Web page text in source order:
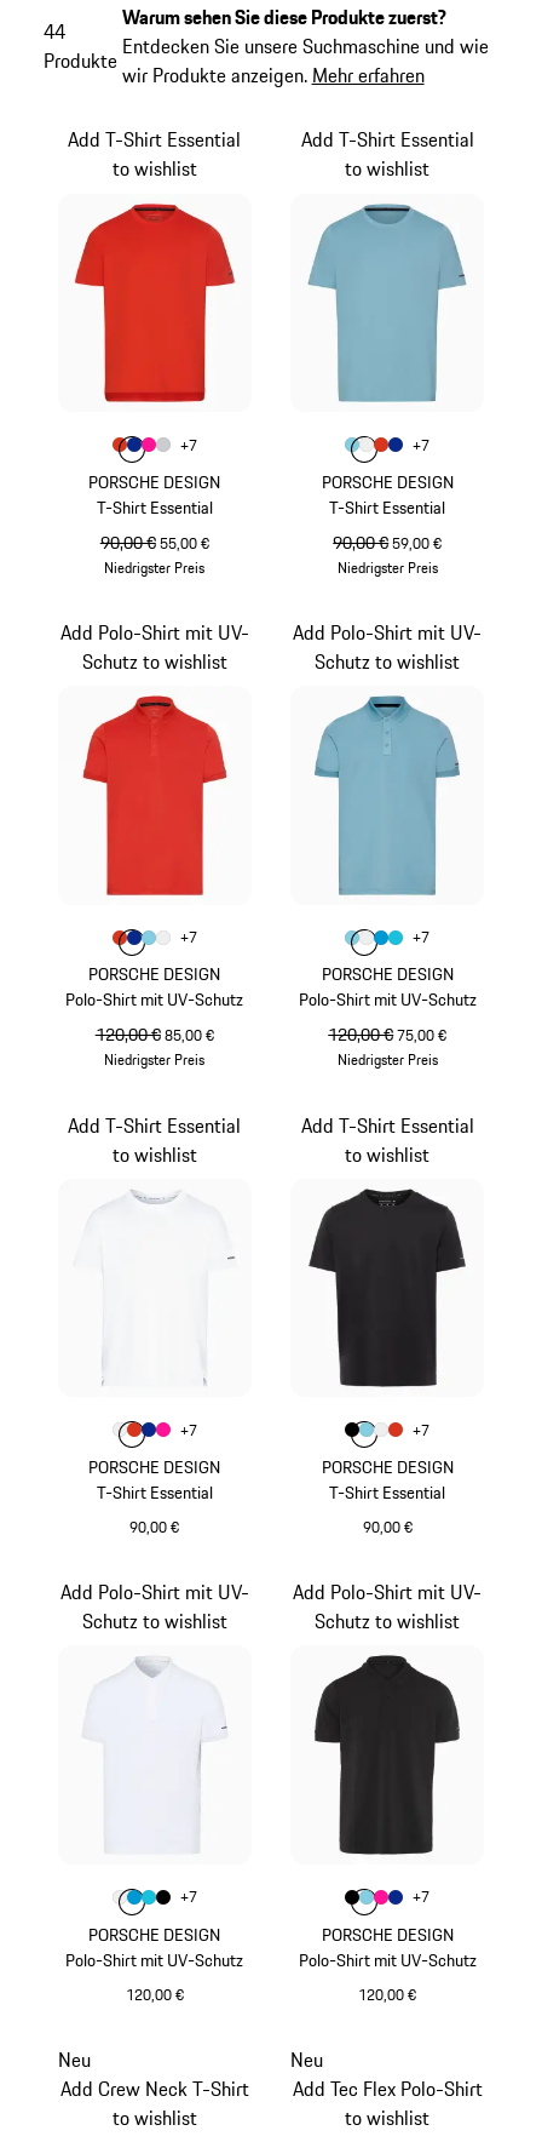
44
Produkte
Warum sehen Sie diese Produkte zuerst?
Entdecken Sie unsere Suchmaschine und wie
wir Produkte anzeigen. Mehr erfahren
PORSCHE DESIGN
T-Shirt Essential
ursprünglicher Preis
90,00 €Verkaufspreis
55,00 €
Niedrigster Preis
Add T-Shirt Essential
to wishlist
Farbe
Farbelavaorange
Farbe blau
Farbepink
Farbe
+7
PORSCHE DESIGN
T-Shirt Essential
ursprünglicher Preis
90,00 €Verkaufspreis
59,00 €
Niedrigster Preis
Add T-Shirt Essential
to wishlist
Farbe
Farbehellblau
Farbe weiß
Farbelavaorange
Farbe
+7
PORSCHE DESIGN
Polo-Shirt mit UV-Schutz
ursprünglicher Preis
120,00 €Verkaufspreis
85,00 €
Niedrigster Preis
Add Polo-Shirt mit UV-
Schutz to wishlist
Farbe
Farbelavaorange
Farbe blau
Farbehellblau
Farbe
+7
PORSCHE DESIGN
Polo-Shirt mit UV-Schutz
ursprünglicher Preis
120,00 €Verkaufspreis
75,00 €
Niedrigster Preis
Add Polo-Shirt mit UV-
Schutz to wishlist
Farbe
Farbehellblau
Farbe weiß
Farbemiamiblau
Farbe
+7
PORSCHE DESIGN
T-Shirt Essential
90,00 €
Add T-Shirt Essential
to wishlist
Farbe
Farbeweiß
Farbe lavaorange
Farbeblau
Farbe
+7
PORSCHE DESIGN
T-Shirt Essential
90,00 €
Add T-Shirt Essential
to wishlist
Farbe
Farbeschwarz
Farbe hellblau
Farbeweiß
Farbe
+7
PORSCHE DESIGN
Polo-Shirt mit UV-Schutz
120,00 €
Add Polo-Shirt mit UV-
Schutz to wishlist
Farbe
Farbeweiß
Farbe miamiblau
Farbetürkis
Farbe
+7
PORSCHE DESIGN
Polo-Shirt mit UV-Schutz
120,00 €
Add Polo-Shirt mit UV-
Schutz to wishlist
Farbe
Farbeschwarz
Farbe hellblau
Farbepink
Farbe
+7
Neu
Add Crew Neck T-Shirt
to wishlist
Neu
Add Tec Flex Polo-Shirt
to wishlist